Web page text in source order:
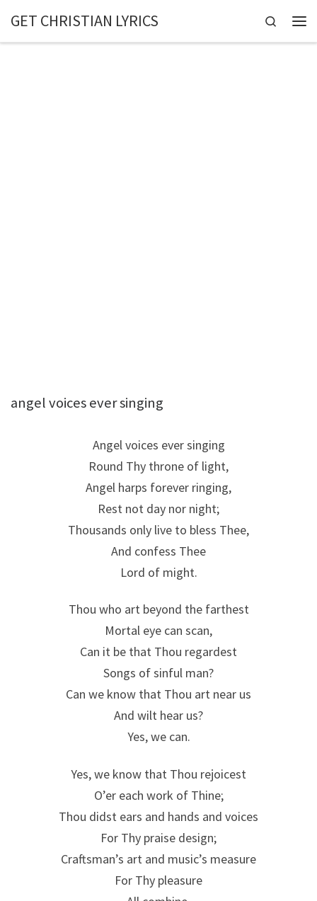
Skip to content
GET CHRISTIAN LYRICS Search
angel voices ever singing
Angel voices ever singing
Round Thy throne of light,
Angel harps forever ringing,
Rest not day nor night;
Thousands only live to bless Thee,
And confess Thee
Lord of might.
Thou who art beyond the farthest
Mortal eye can scan,
Can it be that Thou regardest
Songs of sinful man?
Can we know that Thou art near us
And wilt hear us?
Yes, we can.
Yes, we know that Thou rejoicest
O’er each work of Thine;
Thou didst ears and hands and voices
For Thy praise design;
Craftsman’s art and music’s measure
For Thy pleasure